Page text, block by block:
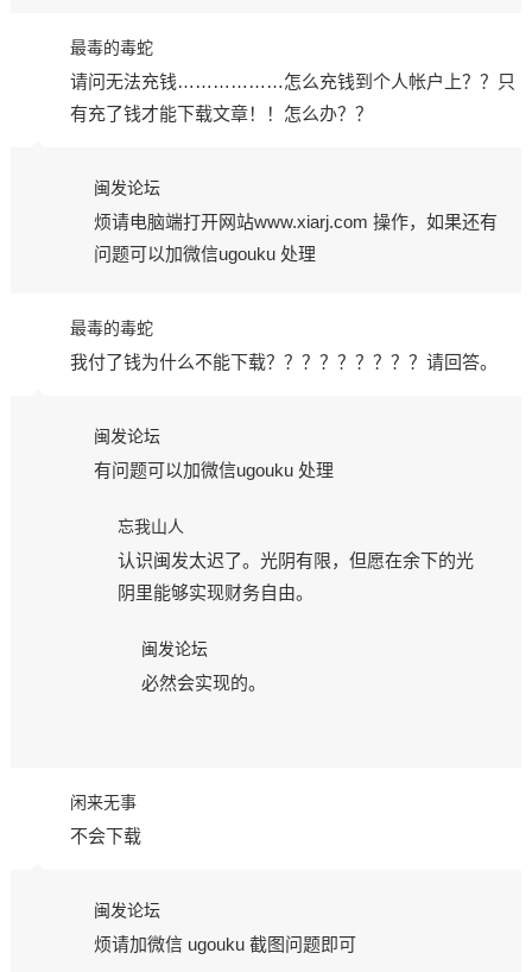
最毒的毒蛇
请问无法充钱………………怎么充钱到个人帐户上？？只
有充了钱才能下载文章！！怎么办？？
闽发论坛
烦请电脑端打开网站www.xiarj.com 操作，如果还有
问题可以加微信ugouku 处理
最毒的毒蛇
我付了钱为什么不能下载？？？？？？？？？请回答。
闽发论坛
有问题可以加微信ugouku 处理
忘我山人
认识闽发太迟了。光阴有限，但愿在余下的光
阴里能够实现财务自由。
闽发论坛
必然会实现的。
闲来无事
不会下载
闽发论坛
烦请加微信 ugouku 截图问题即可